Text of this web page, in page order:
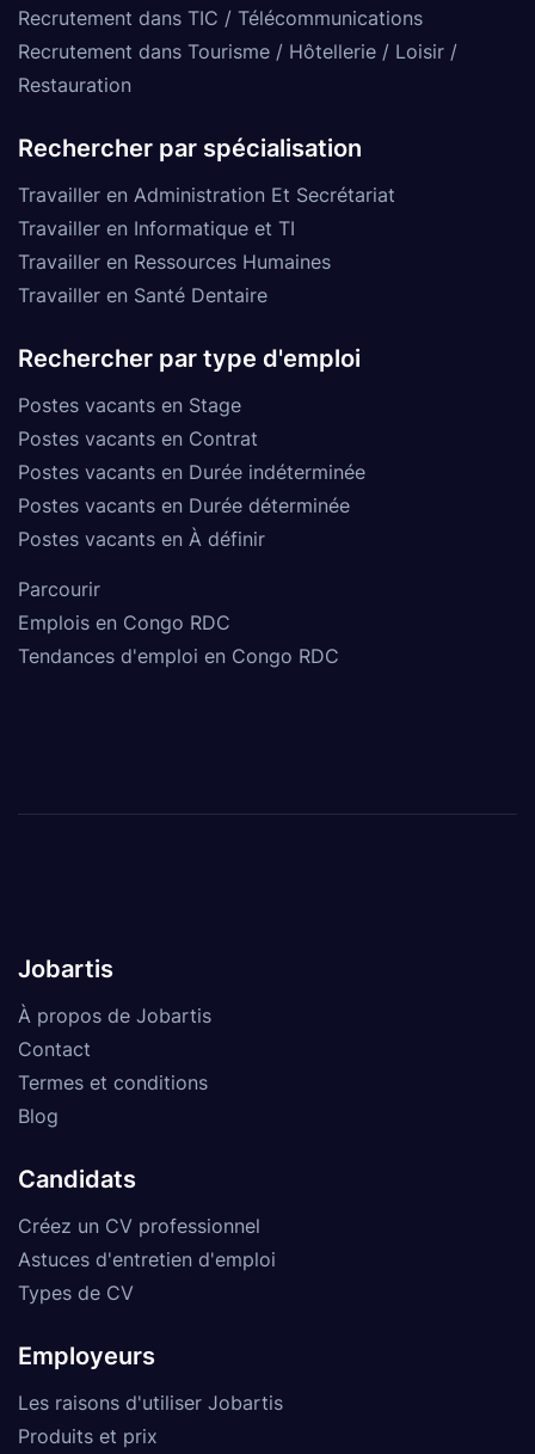
Recrutement dans TIC / Télécommunications
Recrutement dans Tourisme / Hôtellerie / Loisir /
Restauration
Rechercher par spécialisation
Travailler en Administration Et Secrétariat
Travailler en Informatique et TI
Travailler en Ressources Humaines
Travailler en Santé Dentaire
Rechercher par type d'emploi
Postes vacants en Stage
Postes vacants en Contrat
Postes vacants en Durée indéterminée
Postes vacants en Durée déterminée
Postes vacants en À définir
Parcourir
Emplois en Congo RDC
Tendances d'emploi en Congo RDC
Jobartis
À propos de Jobartis
Contact
Termes et conditions
Blog
Candidats
Créez un CV professionnel
Astuces d'entretien d'emploi
Types de CV
Employeurs
Les raisons d'utiliser Jobartis
Produits et prix